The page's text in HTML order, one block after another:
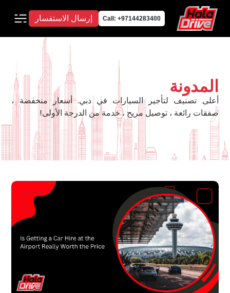
Call: +97144283400 إرسال الاستفسار
المدونة
أعلى تصنيف لتأجير السيارات في دبي. أسعار منخفضة ،
صفقات رائعة ، توصيل مريح ، خدمة من الدرجة الأولى!